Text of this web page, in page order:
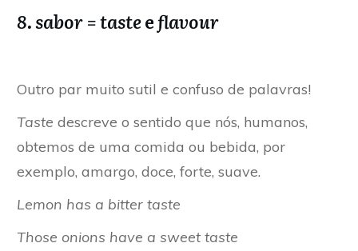
8. sabor = tasteeflavour
Outro par muito sutil e confuso de palavras!
Taste descreve o sentido que nós, humanos,
obtemos de uma comida ou bebida, por
exemplo, amargo, doce, forte, suave.
Lemon has a bitter taste
Those onions have a sweet taste